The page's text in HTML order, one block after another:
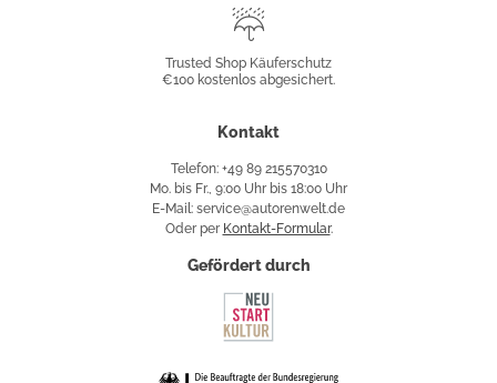
Käuferschutz
Trusted Shop Käuferschutz
€100 kostenlos abgesichert.
Kontakt
Telefon: +49 89 215570310
Mo. bis Fr., 9:00 Uhr bis 18:00 Uhr
E-Mail: service@autorenwelt.de
Oder per Kontakt-Formular.
Gefördert durch